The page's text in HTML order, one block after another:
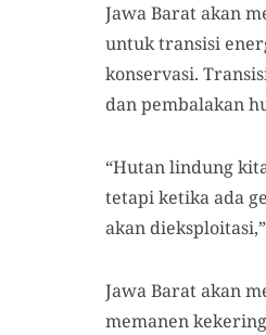
Jawa Barat akan
untuk transisi
konservasi.
dan pembalakan
“Hutan lindung
tetapi ketika ada
akan
Jawa Barat akan
memanen